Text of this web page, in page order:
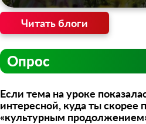
Читать блоги
Опрос
Если тема на уроке
интересной, куда ты скорее
«культурным